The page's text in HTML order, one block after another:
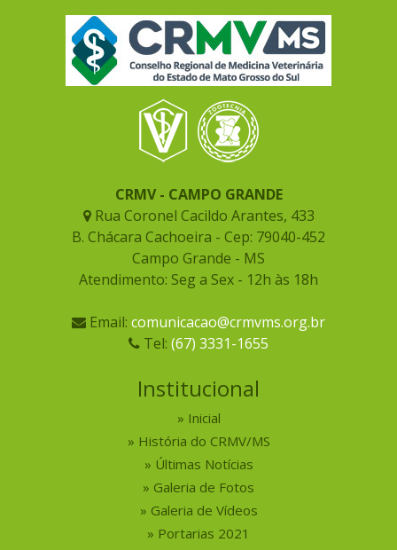
CRMV - CAMPO GRANDE
Rua Coronel Cacildo Arantes, 433
B. Chácara Cachoeira - Cep: 79040-452
Campo Grande - MS
Atendimento: Seg a Sex - 12h às 18h
Email: comunicacao@crmvms.org.br
Tel: (67) 3331-1655
Institucional
Inicial
História do CRMV/MS
Últimas Notícias
Galeria de Fotos
Galeria de Vídeos
Portarias 2021